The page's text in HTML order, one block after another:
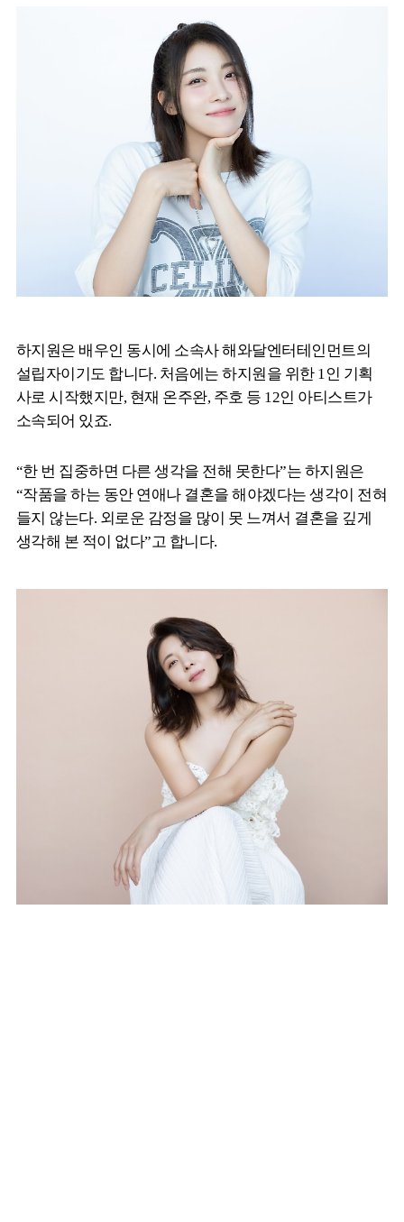
하지원은 배우인 동시에 소속사 해와달엔터테인먼트의
설립자이기도 합니다. 처음에는 하지원을 위한 1인 기획
사로 시작했지만, 현재 온주완, 주호 등 12인 아티스트가
소속되어 있죠.
“한 번 집중하면 다른 생각을 전해 못한다”는 하지원은
“작품을 하는 동안 연애나 결혼을 해야겠다는 생각이 전혀
들지 않는다. 외로운 감정을 많이 못 느껴서 결혼을 깊게
생각해 본 적이 없다”고 합니다.